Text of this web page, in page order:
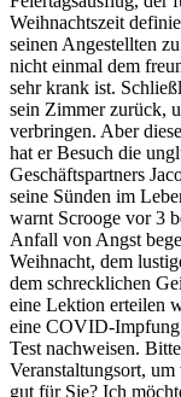
Weihnachtszeit
seinen Angestellten
nicht einmal dem
sehr krank ist.
sein Zimmer zurück,
verbringen. Aber
hat er Besuch die
Geschäftspartners
seine Sünden im
warnt Scrooge vor 3
Anfall von Angst
Weihnacht, dem
dem schrecklichen
eine Lektion erteilen
eine COVID-Impfung
Test nachweisen.
Veranstaltungsort,
gut für Sie? Ich